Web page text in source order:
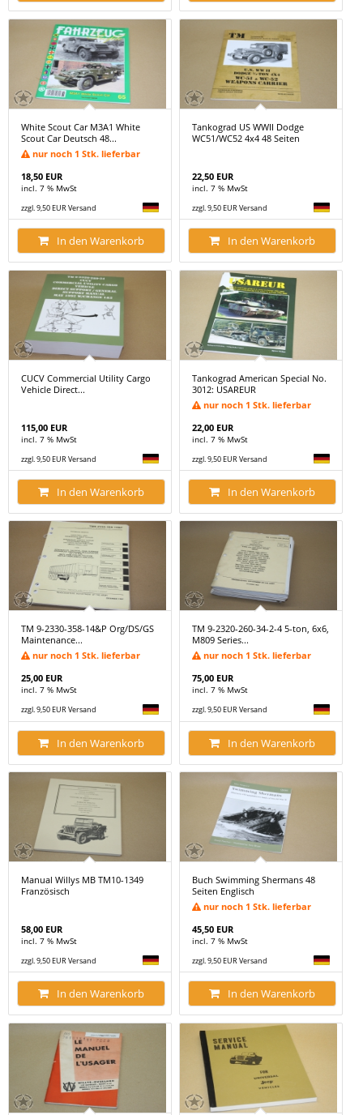
White Scout Car M3A1 White
Scout Car Deutsch 48...
nur noch 1 Stk. lieferbar
18,50 EUR
incl. 7 % MwSt
zzgl. 9,50 EUR Versand
In den Warenkorb
Tankograd US WWII Dodge
WC51/WC52 4x4 48 Seiten
22,50 EUR
incl. 7 % MwSt
zzgl. 9,50 EUR Versand
In den Warenkorb
CUCV Commercial Utility Cargo
Vehicle Direct...
115,00 EUR
incl. 7 % MwSt
zzgl. 9,50 EUR Versand
In den Warenkorb
Tankograd American Special No.
3012: USAREUR
nur noch 1 Stk. lieferbar
22,00 EUR
incl. 7 % MwSt
zzgl. 9,50 EUR Versand
In den Warenkorb
TM 9-2330-358-14&P Org/DS/GS
Maintenance...
nur noch 1 Stk. lieferbar
25,00 EUR
incl. 7 % MwSt
zzgl. 9,50 EUR Versand
In den Warenkorb
TM 9-2320-260-34-2-4 5-ton, 6x6,
M809 Series...
nur noch 1 Stk. lieferbar
75,00 EUR
incl. 7 % MwSt
zzgl. 9,50 EUR Versand
In den Warenkorb
Manual Willys MB TM10-1349
Französisch
58,00 EUR
incl. 7 % MwSt
zzgl. 9,50 EUR Versand
In den Warenkorb
Buch Swimming Shermans 48
Seiten Englisch
nur noch 1 Stk. lieferbar
45,50 EUR
incl. 7 % MwSt
zzgl. 9,50 EUR Versand
In den Warenkorb